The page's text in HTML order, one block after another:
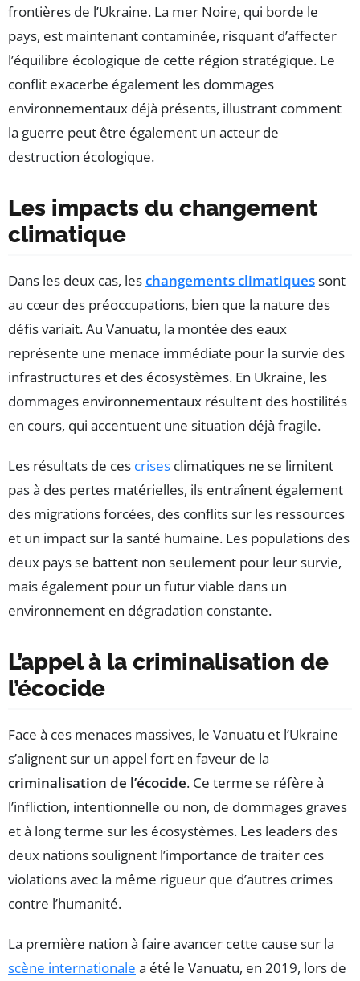
frontières de l’Ukraine. La mer Noire, qui borde le
pays, est maintenant contaminée, risquant d’affecter
l’équilibre écologique de cette région stratégique. Le
conflit exacerbe également les dommages
environnementaux déjà présents, illustrant comment
la guerre peut être également un acteur de
destruction écologique.
Les impacts du changement
climatique
Dans les deux cas, leschangements climatiquessont
au cœur des préoccupations, bien que la nature des
défis variait. Au Vanuatu, la montée des eaux
représente une menace immédiate pour la survie des
infrastructures et des écosystèmes. En Ukraine, les
dommages environnementaux résultent des hostilités
en cours, qui accentuent une situation déjà fragile.
Les résultats de ces crises climatiques ne se limitent
pas à des pertes matérielles, ils entraînent également
des migrations forcées, des conflits sur les ressources
et un impact sur la santé humaine. Les populations des
deux pays se battent non seulement pour leur survie,
mais également pour un futur viable dans un
environnement en dégradation constante.
L’appel à la criminalisation de
l’écocide
Face à ces menaces massives, le Vanuatu et l’Ukraine
s’alignent sur un appel fort en faveur de la
criminalisation de l’écocide. Ce terme se réfère à
l’infliction, intentionnelle ou non, de dommages graves
et à long terme sur les écosystèmes. Les leaders des
deux nations soulignent l’importance de traiter ces
violations avec la même rigueur que d’autres crimes
contre l’humanité.
La première nation à faire avancer cette cause sur la
scène internationale a été le Vanuatu, en 2019, lors de